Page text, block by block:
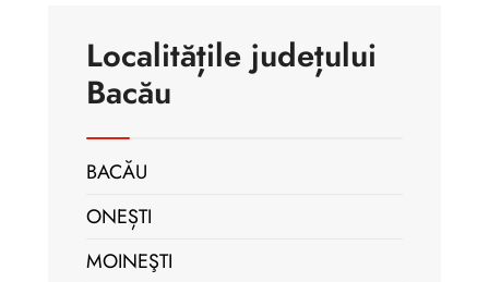
Localitățile județului
Bacău
BACĂU
ONEȘTI
MOINEŞTI